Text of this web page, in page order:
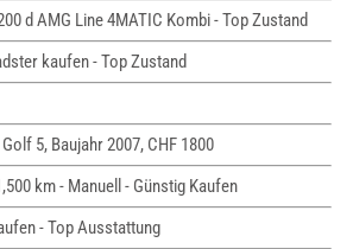
d AMG Line 4MATIC Kombi - Top Zustand
kaufen - Top Zustand
5, Baujahr 2007, CHF 1800
km - Manuell - Günstig Kaufen
- Top Ausstattung